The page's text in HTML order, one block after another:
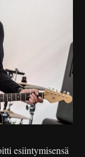
esiintymisensä